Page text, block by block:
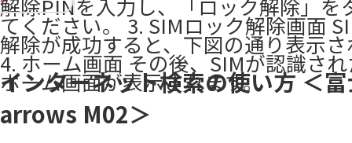
てください。 3. SIMロック解除画面
解除が成功すると、下図の通り表示さ
4. ホーム画面 その後、SIMが認識さ
ホーム画面が表示されます。
インターネット検索の使い方 ＜
arrows M02＞